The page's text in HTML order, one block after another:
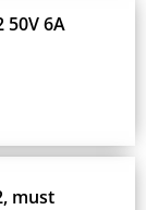
50V 6A
must